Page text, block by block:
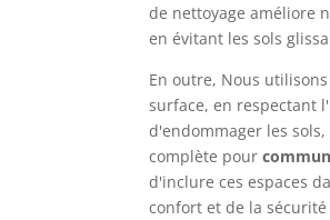
de nettoyage améliore
en évitant les sols
En outre, Nous
surface, en respectant
d'endommager les
complète pour
d'inclure ces espaces
confort et de la